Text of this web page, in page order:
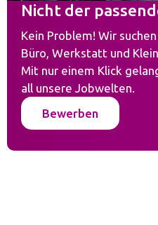
Nicht der
Kein Problem! Wir
Büro, Werkstatt und
Mit nur einem Klick
all unsere Jobwelten.
Bewerben